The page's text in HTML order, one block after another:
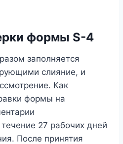
формы S-4
заполняется
слияние, и
Как
формы на
27 рабочих дней
После принятия